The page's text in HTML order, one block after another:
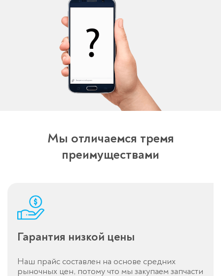
Мы отличаемся тремя
преимуществами
Гарантия низкой цены
Наш прайс составлен на основе средних
рыночных цен, потому что мы закупаем запчасти
Оставьте заявку
перезвоним в течение 3-х минут
Спасибо!
Менеджер свяжется с вами в
течение 3-x минут.